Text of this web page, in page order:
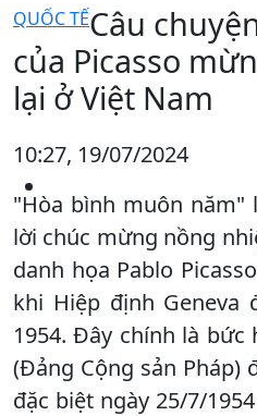
QUỐC TẾCâu
của Picasso
lại ở Việt Nam
10:27, 19/07/2024
"Hòa bình muôn năm"
lời chúc mừng nồng
danh họa Pablo
khi Hiệp định Geneva
1954. Đây chính là bức
(Đảng Cộng sản Pháp)
đặc biệt ngày 25/7/